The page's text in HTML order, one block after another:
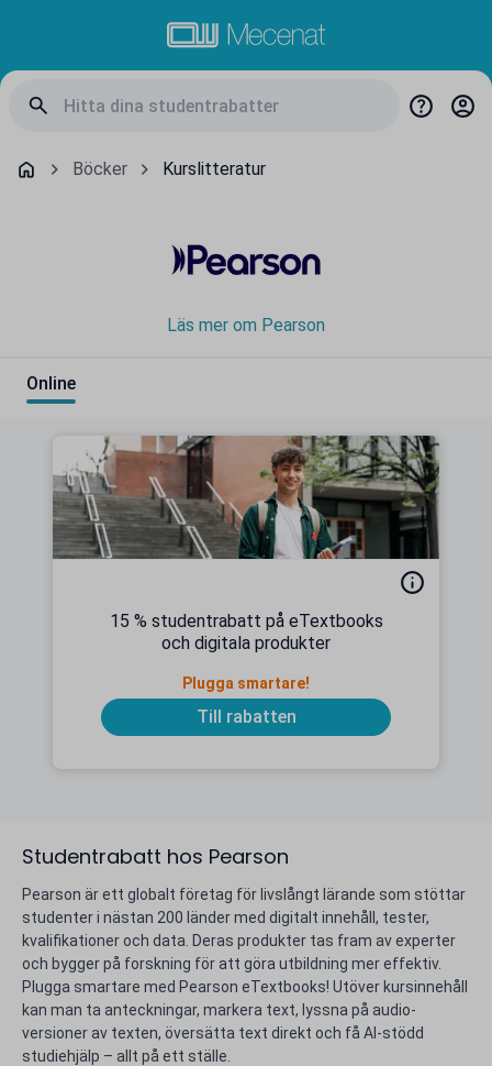
Böcker Kurslitteratur
Läs mer om Pearson
Online
15 % studentrabatt på eTextbooks
och digitala produkter
Plugga smartare!
Till rabatten
Studentrabatt hos Pearson
Pearson är ett globalt företag för livslångt lärande som stöttar
studenter i nästan 200 länder med digitalt innehåll, tester,
kvalifikationer och data. Deras produkter tas fram av experter
och bygger på forskning för att göra utbildning mer effektiv.
Plugga smartare med Pearson eTextbooks! Utöver kursinnehåll
kan man ta anteckningar, markera text, lyssna på audio-
versioner av texten, översätta text direkt och få AI-stödd
studiehjälp – allt på ett ställe.